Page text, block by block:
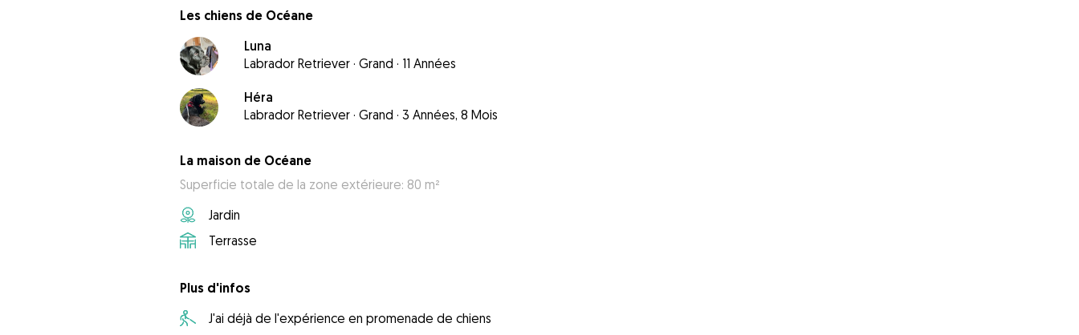
Les chiens de Océane
Luna
Labrador Retriever · Grand · 11 Années
Héra
Labrador Retriever · Grand · 3 Années, 8 Mois
La maison de Océane
Superficie totale de la zone extérieure: 80 m²
Jardin
Terrasse
Plus d'infos
J'ai déjà de l'expérience en promenade de chiens